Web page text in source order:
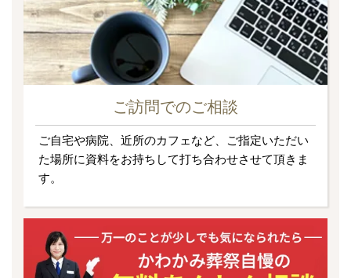
ご訪問でのご相談
ご自宅や病院、近所のカフェなど、ご指定いただい
た場所に資料をお持ちして打ち合わせさせて頂きま
す。